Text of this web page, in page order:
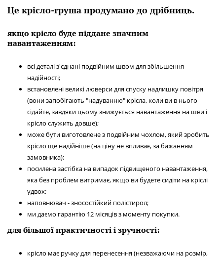
Це крісло-груша продумано до дрібниць.
якщо крісло буде піддане значним
навантаженням:
всі деталі з'єднані подвійним швом для збільшення
надійності;
встановлені великі люверси для спуску надлишку повітря
(вони запобігають "надуванню" крісла, коли ви в нього
сідайте, завдяки цьому знижується навантаження на шви і
крісло служить довше);
може бути виготовлене з подвійним чохлом, який зробить
крісло ще надійніше (на ціну не впливає, за бажанням
замовника);
посилена застібка на випадок підвищеного навантаження,
яка без проблем витримає, якщо ви будете сидіти на кріслі
удвох;
наповнювач - зносостійкий полістирол;
ми даємо гарантію 12 місяців з моменту покупки.
для більшої практичності і зручності:
крісло має ручку для перенесення (незважаючи на розмір,